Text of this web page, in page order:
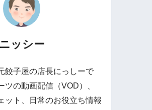
ニッシー
餃子屋の店長にっしーで
ツの動画配信（VOD）、
ット、日常のお役立ち情報